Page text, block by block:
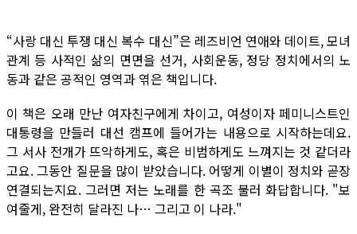
“사랑 대신 투쟁 대신 복수 대신”은 레즈비언 연애와 데이트, 모녀
관계 등 사적인 삶의 면면을 선거, 사회운동, 정당 정치에서의 노
동과 같은 공적인 영역과 엮은 책입니다.
이 책은 오래 만난 여자친구에게 차이고, 여성이자 페미니스트인
대통령을 만들러 대선 캠프에 들어가는 내용으로 시작하는데요.
그 서사 전개가 뜨악하게도, 혹은 비범하게도 느껴지는 것 같더라
고요. 그동안 질문을 많이 받았습니다. 어떻게 이별이 정치와 곧장
연결되는지요. 그러면 저는 노래를 한 곡조 불러 화답합니다. "보
여줄게, 완전히 달라진 나… 그리고 이 나라."